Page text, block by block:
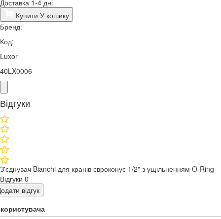
Доставка 1-4 дні
Купити У кошику
Бренд:
Код:
Luxor
40LX0006
Відгуки
З'єднувач Bianchi для кранів євроконус 1/2" з ущільненням O-Ring
Відгуки 0
відгук